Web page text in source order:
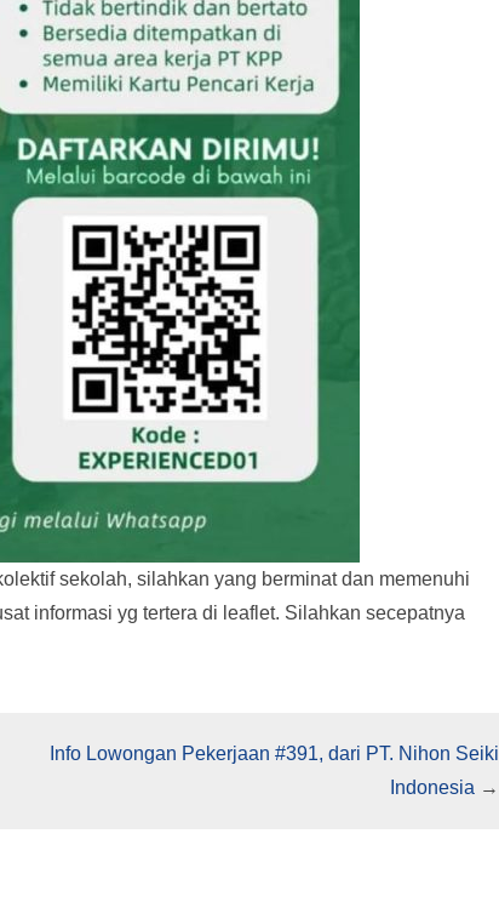
sekolah, silahkan yang berminat dan memenuhi
informasi yg tertera di leaflet. Silahkan secepatnya
Info Lowongan Pekerjaan #391, dari PT. Nihon Seiki
Indonesia →